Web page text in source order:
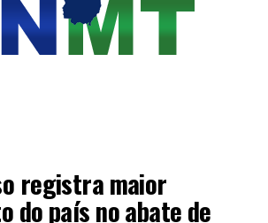
registra maior
do país no abate de